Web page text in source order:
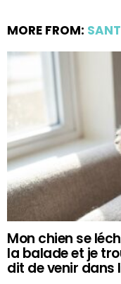
MORE FROM:
Mon chien se
la balade et je
dit de venir dans